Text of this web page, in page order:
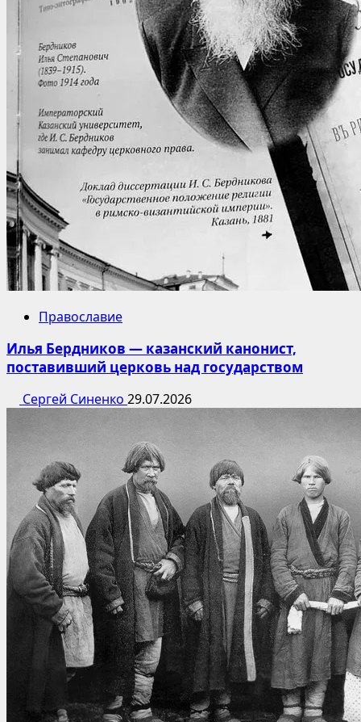
Православие
Илья Бердников — казанский канонист,
поставивший церковь над государством
Сергей Синенко 29.07.2026